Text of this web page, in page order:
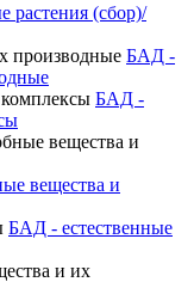
растения (сбор)/
БАД -
БАД -
вещества и
БАД - естественные